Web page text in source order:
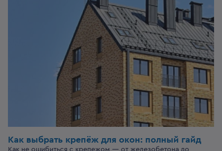
Как выбрать крепёж для окон: полный гайд